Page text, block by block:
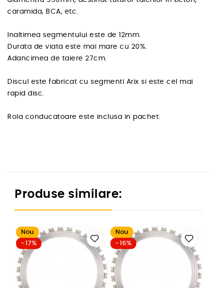
caramida, BCA, etc.
Inaltimea segmentului este de 12mm.
Durata de viata este mai mare cu 20%.
Adancimea de taiere 27cm.
Discul este fabricat cu segmenti Arix si este cel mai
rapid disc.
Rola conducatoare este inclusa in pachet.
Produse similare:
Nou
-17%
Nou
-16%